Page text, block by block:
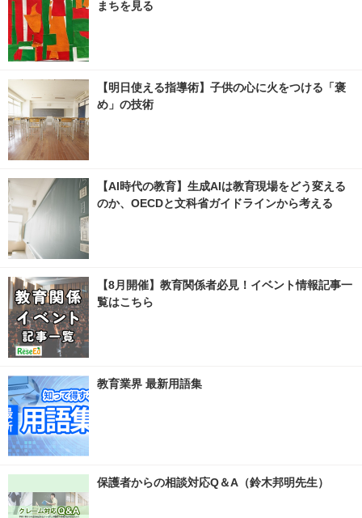
まちを見る
【明日使える指導術】子供の心に火をつける「褒
め」の技術
【AI時代の教育】生成AIは教育現場をどう変える
のか、OECDと文科省ガイドラインから考える
【8月開催】教育関係者必見！イベント情報記事一
覧はこちら
教育業界 最新用語集
保護者からの相談対応Q＆A（鈴木邦明先生）